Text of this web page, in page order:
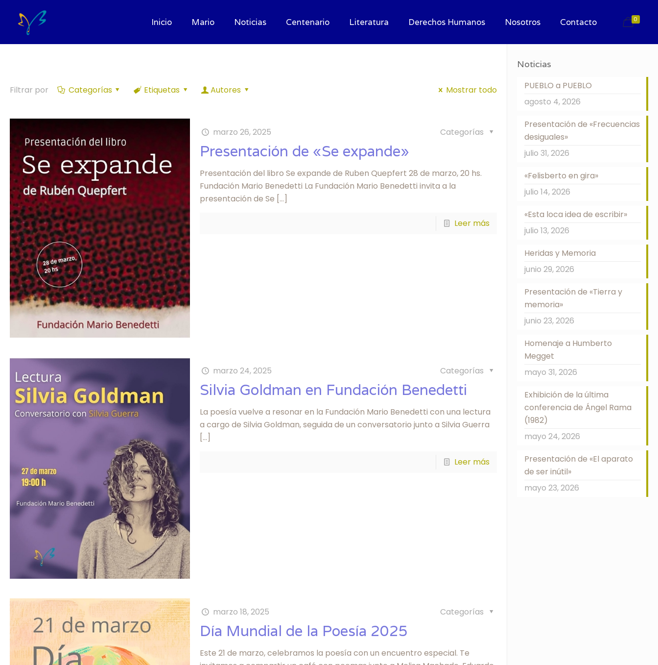
Inicio Mario Noticias Centenario Literatura Derechos Humanos Nosotros Contacto 0
Filtrar por Categorías Etiquetas Autores Mostrar todo
marzo 26, 2025 Categorías
Presentación de «Se expande»
Presentación del libro Se expande de Ruben Quepfert 28 de marzo, 20 hs.
Fundación Mario Benedetti La Fundación Mario Benedetti invita a la
presentación de Se […]
Leer más
marzo 24, 2025 Categorías
Silvia Goldman en Fundación Benedetti
La poesía vuelve a resonar en la Fundación Mario Benedetti con una lectura
a cargo de Silvia Goldman, seguida de un conversatorio junto a Silvia Guerra
[…]
Leer más
marzo 18, 2025 Categorías
Día Mundial de la Poesía 2025
Este 21 de marzo, celebramos la poesía con un encuentro especial. Te
Noticias
PUEBLO a PUEBLO
agosto 4, 2026
Presentación de «Frecuencias
desiguales»
julio 31, 2026
«Felisberto en gira»
julio 14, 2026
«Esta loca idea de escribir»
julio 13, 2026
Heridas y Memoria
junio 29, 2026
Presentación de «Tierra y
memoria»
junio 23, 2026
Homenaje a Humberto
Megget
mayo 31, 2026
Exhibición de la última
conferencia de Ángel Rama
(1982)
mayo 24, 2026
Presentación de «El aparato
de ser inútil»
mayo 23, 2026